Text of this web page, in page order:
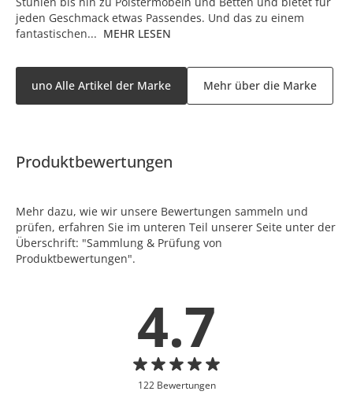
jeden Geschmack etwas Passendes. Und das zu einem
fantastischen... MEHR LESEN
uno Alle Artikel der Marke Mehr über die Marke
Produktbewertungen
Mehr dazu, wie wir unsere Bewertungen sammeln und
prüfen, erfahren Sie im unteren Teil unserer Seite unter der
Überschrift: "Sammlung & Prüfung von
Produktbewertungen".
4.7
122 Bewertungen